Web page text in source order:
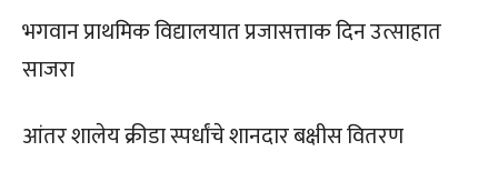
भगवान प्राथमिक विद्यालयात प्रजासत्ताक दिन उत्साहात
साजरा
आंतर शालेय क्रीडा स्पर्धांचे शानदार बक्षीस वितरण